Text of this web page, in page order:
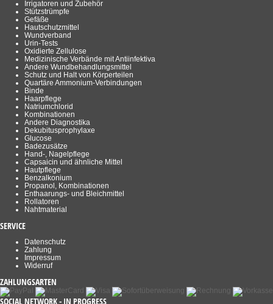
Irrigatoren und Zubehör
Stützstrümpfe
Gefäße
Hautschutzmittel
Wundverband
Urin-Tests
Oxidierte Zellulose
Medizinische Verbände mit Antiinfektiva
Andere Wundbehandlungsmittel
Schutz und Halt von Körperteilen
Quartäre Ammonium-Verbindungen
Binde
Haarpflege
Natriumchlorid
Kombinationen
Andere Diagnostika
Dekubitusprophylaxe
Glucose
Badezusätze
Hand-, Nagelpflege
Capsaicin und ähnliche Mittel
Hautpflege
Benzalkonium
Propanol, Kombinationen
Enthaarungs- und Bleichmittel
Rollatoren
Nahtmaterial
SERVICE
Datenschutz
Zahlung
Impressum
Widerruf
ZAHLUNGSARTEN
SOCIAL NETWORK - IN PROGRESS